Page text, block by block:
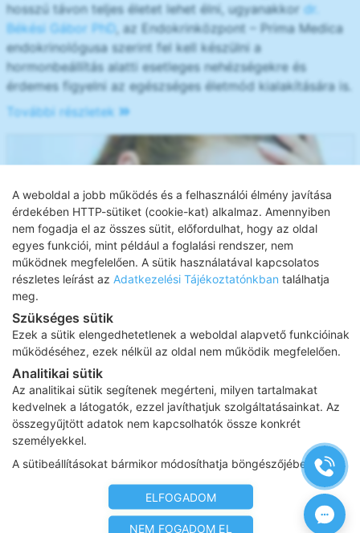
A weboldal a jobb működés és a felhasználói élmény javítása
érdekében HTTP-sütiket (cookie-kat) alkalmaz. Amennyiben
nem fogadja el az összes sütit, előfordulhat, hogy az oldal
egyes funkciói, mint például a foglalási rendszer, nem
működnek megfelelően. A sütik használatával kapcsolatos
részletes leírást az Adatkezelési Tájékoztatónkban találhatja
meg.
Szükséges sütik
Ezek a sütik elengedhetetlenek a weboldal alapvető funkcióinak
működéséhez, ezek nélkül az oldal nem működik megfelelően.
Analitikai sütik
Az analitikai sütik segítenek megérteni, milyen tartalmakat
kedvelnek a látogatók, ezzel javíthatjuk szolgáltatásainkat. Az
összegyűjtött adatok nem kapcsolhatók össze konkrét
személyekkel.
A sütibeállításokat bármikor módosíthatja böngészőjében.
ELFOGADOM
NEM FOGADOM EL
hosszú távon teljes életet lehet élni, ugyanakkor dr.
Békési Gábor PhD
, az Endokrinközpont – Prima Medica
endokrinológusa szerint fel kell készülni a
hormonbeállítás alatti esetleges nehézségekre és
érdemes figyelni az egészséges életmód kialakítására is.
További részletek
Szapora szívverés, dülledt szemek, golyva –
Basedow-kór állhat a háttérben
A fogyás, a remegés, a fokozott verejtékezés, a
hasmenés más tünetek mellett utalhatnak a Basedow-
Graves kór nevű autoimmun pajzsmirigy zavarra, létezik
azonban egy hármas tünetegyüttes is, amely az
érintettek jelentős részénél tapasztalható. Ez a
szívfrekvencia növekedés, kidülledő szemek és golyva,